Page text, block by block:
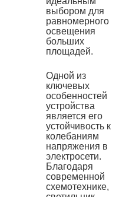
выбором для
равномерного
освещения
больших
площадей.
Одной из
ключевых
особенностей
устройства
является его
устойчивость к
колебаниям
напряжения в
электросети.
Благодаря
современной
схемотехнике,